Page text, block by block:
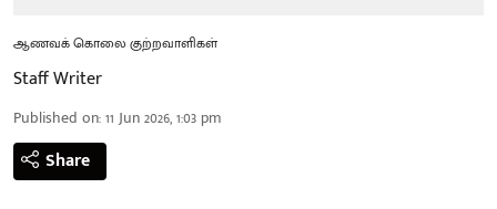
ஆணவக் கொலை குற்றவாளிகள்
Staff Writer
Published on:11 Jun 2026, 1:03 pm
Share